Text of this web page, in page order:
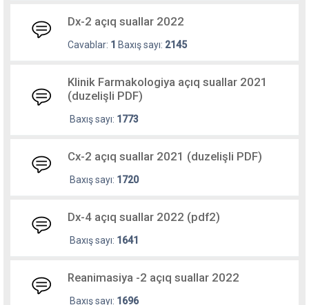
Dx-2 açıq suallar 2022
Cavablar: 1 Baxış sayı: 2145
Klinik Farmakologiya açıq suallar 2021
(duzelişli PDF)
Baxış sayı: 1773
Cx-2 açıq suallar 2021 (duzelişli PDF)
Baxış sayı: 1720
Dx-4 açıq suallar 2022 (pdf2)
Baxış sayı: 1641
Reanimasiya -2 açıq suallar 2022
Baxış sayı: 1696